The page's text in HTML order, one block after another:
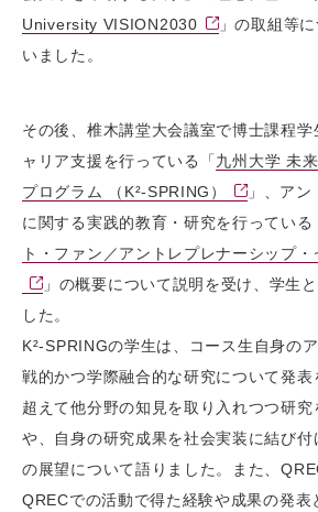
University VISION2030
」の取組等
いました。
その後、椎木講堂大会議室で博士課程
ャリア支援を行っている「九州大学 未
プログラム （K²-SPRING）
」、アン
に関する実践的教育・研究を行っている
ト・ファン／アントレプレナーシップ・
」の概要について説明を受け、学生
した。
K²-SPRINGの学生は、コース生自身の
戦的かつ学際融合的な研究について発表
超えて他分野の知見を取り入れつつ研
や、自身の研究成果を社会実装に結び付
の展望について語りました。また、
QRECでの活動で得た経験や成果の発表